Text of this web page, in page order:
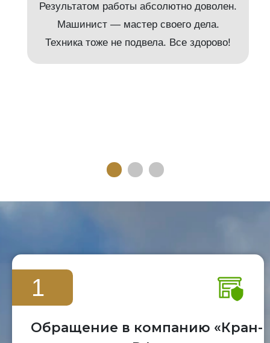
Результатом работы абсолютно доволен.
Машинист — мастер своего дела.
Техника тоже не подвела. Все здорово!
1
Обращение в компанию «Кран-